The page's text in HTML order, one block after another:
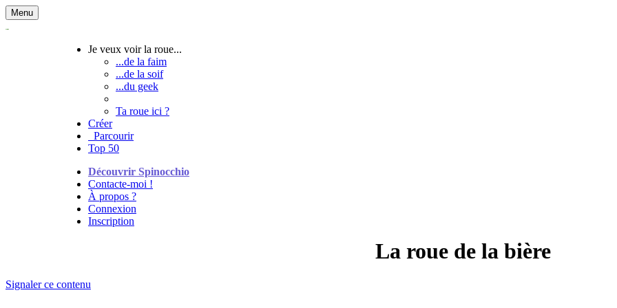
Menu
Je veux voir la roue...
...de la faim
...de la soif
...du geek
Ta roue ici ?
Créer
Parcourir
Top 50
Découvrir Spinocchio
Contacte-moi !
À propos ?
Connexion
Inscription
La roue de la bière
Signaler ce contenu